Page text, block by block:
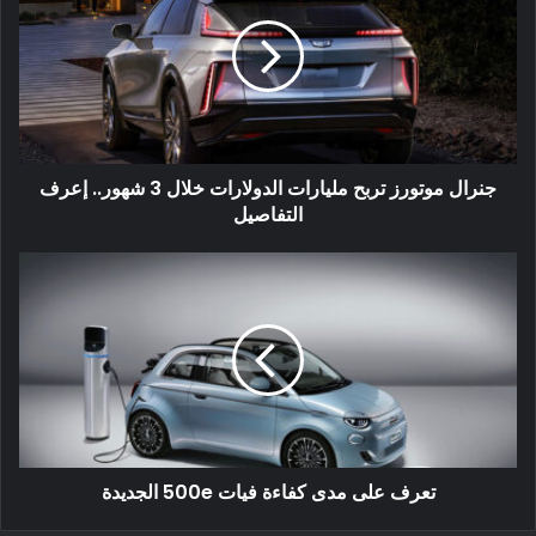
تسلا تحتفل بـ 25000 محطة شحن فائق على مستوى
العالم
في السنوات الأخيرة ، زادت Tesla من إنتاج الطاقة إلى 150
كيلوواط (V2 Superchargers) وأدخلت V3 Superchargers
معدلات شحن قياسية من خلال محطاتها تصل إلي شحن 80 % من
البطارية خلال 30 دقيقة فقط.
جنرال موتورز تربح مليارات الدولارات خلال 3 شهور.. إعرف
التفاصيل
تعرف على مدى كفاءة فيات 500e الجديدة